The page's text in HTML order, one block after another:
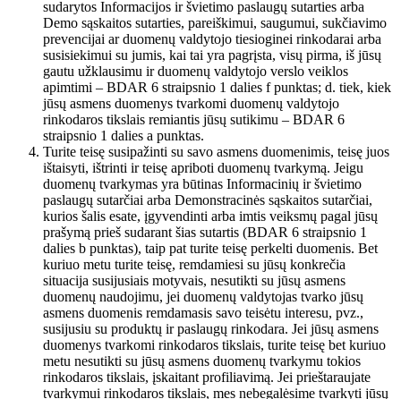
sudarytos Informacijos ir švietimo paslaugų sutarties arba
Demo sąskaitos sutarties, pareiškimui, saugumui, sukčiavimo
prevencijai ar duomenų valdytojo tiesioginei rinkodarai arba
susisiekimui su jumis, kai tai yra pagrįsta, visų pirma, iš jūsų
gautu užklausimu ir duomenų valdytojo verslo veiklos
apimtimi – BDAR 6 straipsnio 1 dalies f punktas; d. tiek, kiek
jūsų asmens duomenys tvarkomi duomenų valdytojo
rinkodaros tikslais remiantis jūsų sutikimu – BDAR 6
straipsnio 1 dalies a punktas.
Turite teisę susipažinti su savo asmens duomenimis, teisę juos
ištaisyti, ištrinti ir teisę apriboti duomenų tvarkymą. Jeigu
duomenų tvarkymas yra būtinas Informacinių ir švietimo
paslaugų sutarčiai arba Demonstracinės sąskaitos sutarčiai,
kurios šalis esate, įgyvendinti arba imtis veiksmų pagal jūsų
prašymą prieš sudarant šias sutartis (BDAR 6 straipsnio 1
dalies b punktas), taip pat turite teisę perkelti duomenis. Bet
kuriuo metu turite teisę, remdamiesi su jūsų konkrečia
situacija susijusiais motyvais, nesutikti su jūsų asmens
duomenų naudojimu, jei duomenų valdytojas tvarko jūsų
asmens duomenis remdamasis savo teisėtu interesu, pvz.,
susijusiu su produktų ir paslaugų rinkodara. Jei jūsų asmens
duomenys tvarkomi rinkodaros tikslais, turite teisę bet kuriuo
metu nesutikti su jūsų asmens duomenų tvarkymu tokios
rinkodaros tikslais, įskaitant profiliavimą. Jei prieštaraujate
tvarkymui rinkodaros tikslais, mes nebegalėsime tvarkyti jūsų